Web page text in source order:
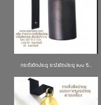
กระดิ่งติดประตู ระฆังติดประตู แบบ 5...